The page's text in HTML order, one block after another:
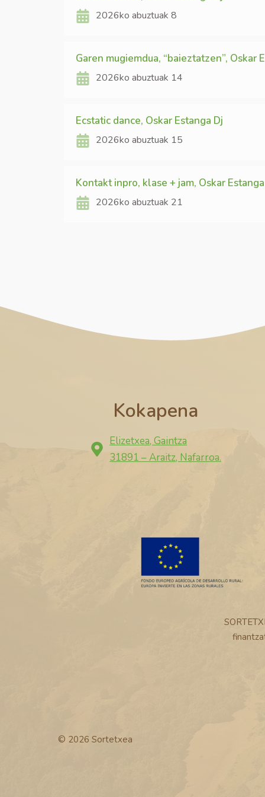
2026ko abuztuak 8
Garen mugiemdua, “baieztatzen”, Oskar
2026ko abuztuak 14
Ecstatic dance, Oskar Estanga Dj
2026ko abuztuak 15
Kontakt inpro, klase + jam, Oskar Estanga
2026ko abuztuak 21
Kokapena
Elizetxea, Gaintza
31891 – Araitz, Nafarroa.
© 2026 Sortetxea